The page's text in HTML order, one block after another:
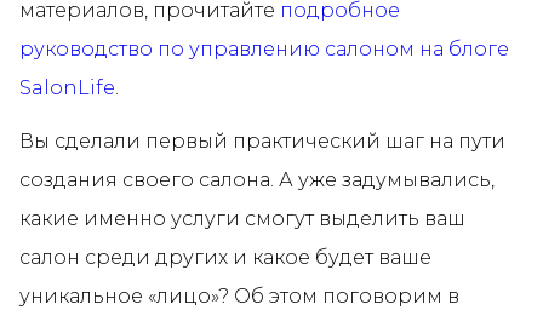
материалов, прочитайте подробное
руководство по управлению салоном на блоге
SalonLife.
Вы сделали первый практический шаг на пути
создания своего салона. А уже задумывались,
какие именно услуги смогут выделить ваш
салон среди других и какое будет ваше
уникальное «лицо»? Об этом поговорим в